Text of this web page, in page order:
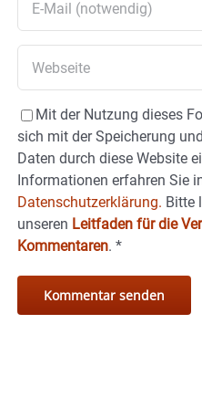
Mit der Nutzung dieses
sich mit der Speicherung
Daten durch diese Website
Informationen erfahren Sie
Datenschutzerklärung. Bitte
unseren Leitfaden für die
Kommentaren. *